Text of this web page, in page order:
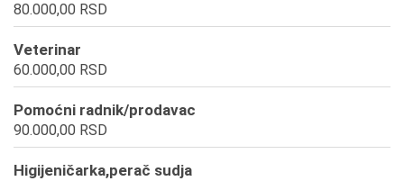
80.000,00 RSD
Veterinar
60.000,00 RSD
Pomoćni radnik/prodavac
90.000,00 RSD
Higijeničarka,perač sudja